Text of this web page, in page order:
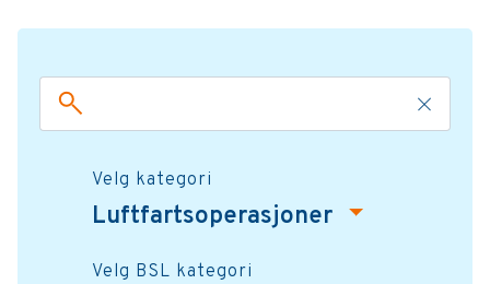
Velg kategori
Luftfartsoperasjoner
Velg BSL kategori